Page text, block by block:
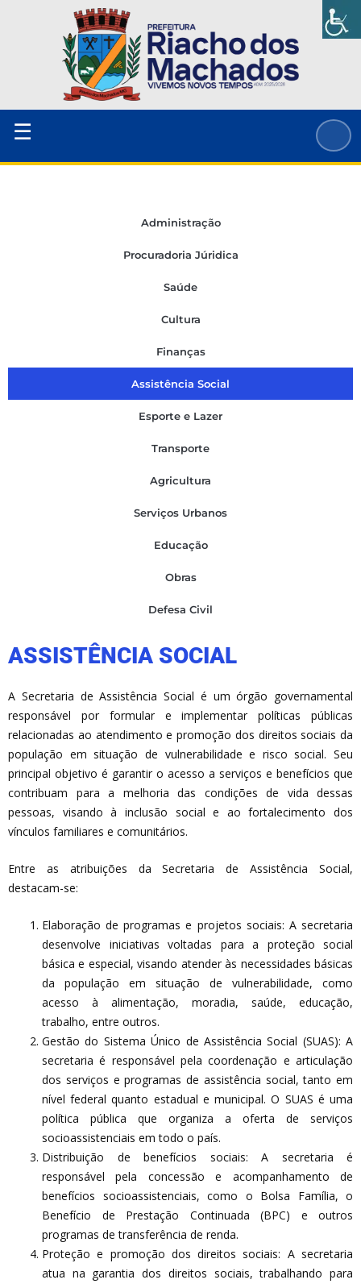
☰
Administração
Procuradoria Júridica
Saúde
Cultura
Finanças
Assistência Social
Esporte e Lazer
Transporte
Agricultura
Serviços Urbanos
Educação
Obras
Defesa Civil
ASSISTÊNCIA SOCIAL
A Secretaria de Assistência Social é um órgão governamental
responsável por formular e implementar políticas públicas
relacionadas ao atendimento e promoção dos direitos sociais da
população em situação de vulnerabilidade e risco social. Seu
principal objetivo é garantir o acesso a serviços e benefícios que
contribuam para a melhoria das condições de vida dessas
pessoas, visando à inclusão social e ao fortalecimento dos
vínculos familiares e comunitários.
Entre as atribuições da Secretaria de Assistência Social,
destacam-se:
Elaboração de programas e projetos sociais: A secretaria
desenvolve iniciativas voltadas para a proteção social
básica e especial, visando atender às necessidades básicas
da população em situação de vulnerabilidade, como
acesso à alimentação, moradia, saúde, educação,
trabalho, entre outros.
Gestão do Sistema Único de Assistência Social (SUAS): A
secretaria é responsável pela coordenação e articulação
dos serviços e programas de assistência social, tanto em
nível federal quanto estadual e municipal. O SUAS é uma
política pública que organiza a oferta de serviços
socioassistenciais em todo o país.
Distribuição de benefícios sociais: A secretaria é
responsável pela concessão e acompanhamento de
benefícios socioassistenciais, como o Bolsa Família, o
Benefício de Prestação Continuada (BPC) e outros
programas de transferência de renda.
Proteção e promoção dos direitos sociais: A secretaria
atua na garantia dos direitos sociais, trabalhando para